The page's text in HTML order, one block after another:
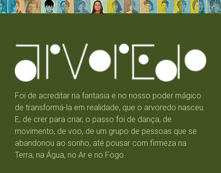
Foi de acreditar na fantasia e no nosso poder mágico
de transformá-la em realidade, que o arvoredo nasceu.
E, de crer para criar, o passo foi de dança, de
movimento, de voo, de um grupo de pessoas que se
abandonou ao sonho, até pousar com firmeza na
Terra, na Água, no Ar e no Fogo.